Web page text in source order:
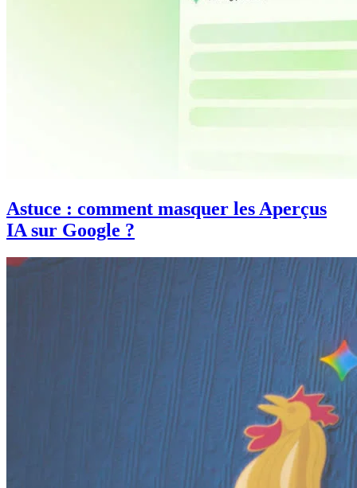
Astuce : comment masquer les Aperçus
IA sur Google ?